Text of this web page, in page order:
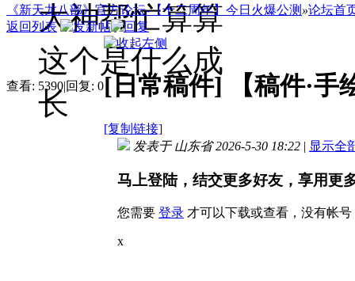
大神帮忙算算
这个是什么成
长
《新天龙八部》官方论坛-【十二周年】今日火爆公测 »论坛首
返回列表
查看: 5390|回复: 0[日常稿件] 【稿件·
[复制链接]
发表于 山东省 2026-5-30 18:22 | 显示全
马上登陆，结交更多好友，享用更
您需要 登录 才可以下载或查看，没有帐号
x